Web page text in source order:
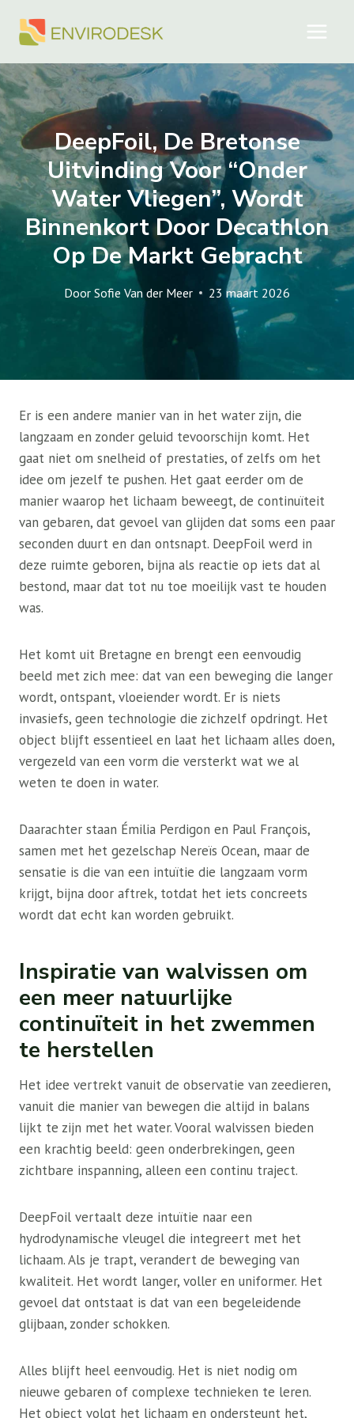
naar
DeepFoil, De Bretonse
Uitvinding Voor “onder
Water Vliegen”, Wordt
Binnenkort Door Decathlon
Op De Markt Gebracht
Door Sofie Van der Meer 23 maart 2026
Er is een andere manier van in het water zijn, die
langzaam en zonder geluid tevoorschijn komt. Het
gaat niet om snelheid of prestaties, of zelfs om het
idee om jezelf te pushen. Het gaat eerder om de
manier waarop het lichaam beweegt, de continuïteit
van gebaren, dat gevoel van glijden dat soms een paar
seconden duurt en dan ontsnapt. DeepFoil werd in
deze ruimte geboren, bijna als reactie op iets dat al
bestond, maar dat tot nu toe moeilijk vast te houden
was.
Het komt uit Bretagne en brengt een eenvoudig
beeld met zich mee: dat van een beweging die langer
wordt, ontspant, vloeiender wordt. Er is niets
invasiefs, geen technologie die zichzelf opdringt. Het
object blijft essentieel en laat het lichaam alles doen,
vergezeld van een vorm die versterkt wat we al
weten te doen in water.
Daarachter staan ​​Émilia Perdigon en Paul François,
samen met het gezelschap Nereïs Ocean, maar de
sensatie is die van een intuïtie die langzaam vorm
krijgt, bijna door aftrek, totdat het iets concreets
wordt dat echt kan worden gebruikt.
Inspiratie van walvissen om
een ​​meer natuurlijke
continuïteit in het zwemmen
te herstellen
Het idee vertrekt vanuit de observatie van zeedieren,
vanuit die manier van bewegen die altijd in balans
lijkt te zijn met het water. Vooral walvissen bieden
een krachtig beeld: geen onderbrekingen, geen
zichtbare inspanning, alleen een continu traject.
DeepFoil vertaalt deze intuïtie naar een
hydrodynamische vleugel die integreert met het
lichaam. Als je trapt, verandert de beweging van
kwaliteit. Het wordt langer, voller en uniformer. Het
gevoel dat ontstaat is dat van een begeleidende
glijbaan, zonder schokken.
Alles blijft heel eenvoudig. Het is niet nodig om
nieuwe gebaren of complexe technieken te leren.
Het object volgt het lichaam en ondersteunt het,